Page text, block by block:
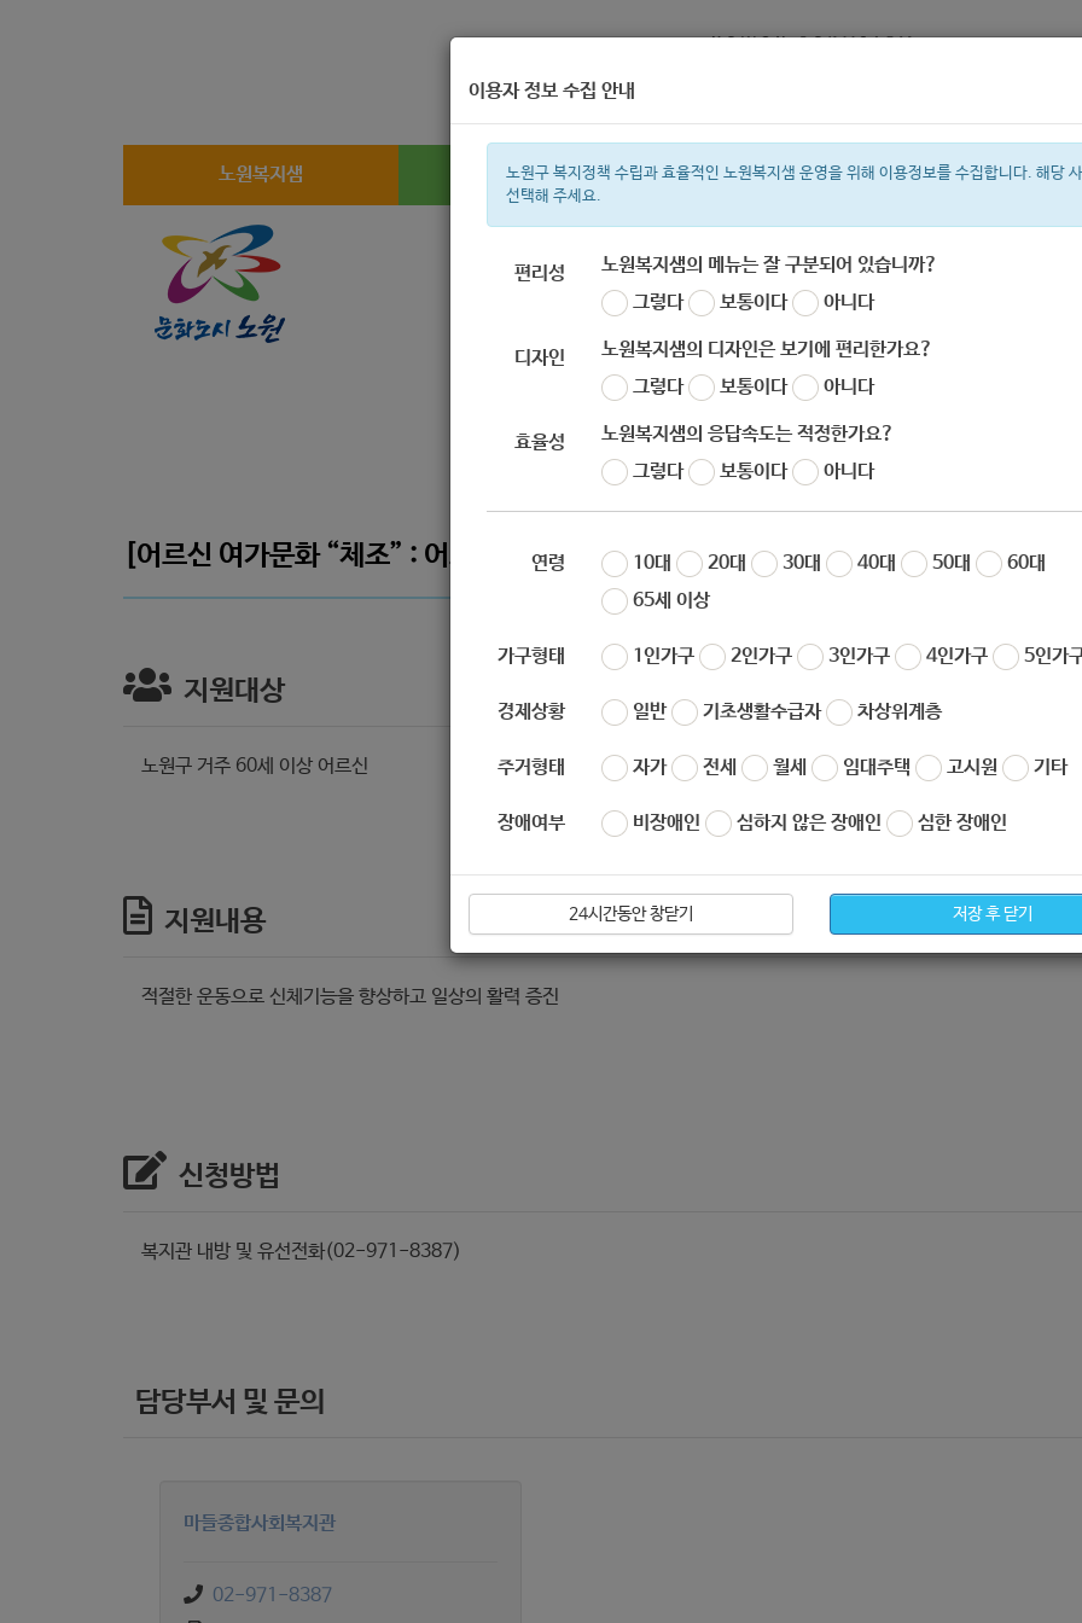
노원복지샘 복지정보 복지서비스 신청 복지
복지관 지원금 이용시설 성민복지관
이용자 정보 수집 안내
노원구 복지정책 수립과 효율적인 노원복지샘 운영을 위해 이용정보를 수집합니다. 해당
선택해 주세요.
편리성
노원복지샘의 메뉴는 잘 구분되어 있습니까?
그렇다
보통이다 아니다
디자인
노원복지샘의 디자인은 보기에 편리한가요?
그렇다
보통이다 아니다
효율성
노원복지샘의 응답속도는 적정한가요?
그렇다
보통이다 아니다
연령 10대 20대 30대 40대 50대
60대
65세 이상
가구형태 1인가구 2인가구 3인가구 4인가구 5인가
경제상황 일반 기초생활수급자 차상위계층
주거형태 자가 전세 월세 임대주택 고시원 기타
장애여부 비장애인 심하지 않은 장애인 심한 장애인
24시간동안 창닫기 저장 후 닫기
[어르신 여가문화 “체조” : 어르신 체조 수업 지원]
지원대상
노원구 거주 60세 이상 어르신
지원내용
적절한 운동으로 신체기능을 향상하고 일상의 활력 증진
신청방법
복지관 내방 및 유선전화(02-971-8387)
담당부서 및 문의
마들종합사회복지관
02-971-8387